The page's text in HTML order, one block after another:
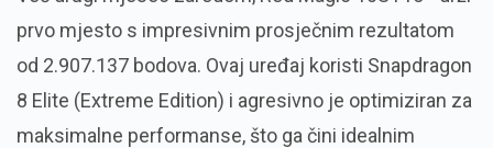
prvo mjesto s impresivnim prosječnim rezultatom
od 2.907.137 bodova. Ovaj uređaj koristi Snapdragon
8 Elite (Extreme Edition) i agresivno je optimiziran za
maksimalne performanse, što ga čini idealnim